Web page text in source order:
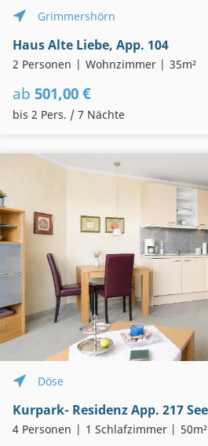
Grimmershörn
Haus Alte Liebe, App. 104
2 Personen Wohnzimmer 35m²
ab 501,00 €
bis 2 Pers. / 7 Nächte
Döse
4 Personen 1 Schlafzimmer 50m²